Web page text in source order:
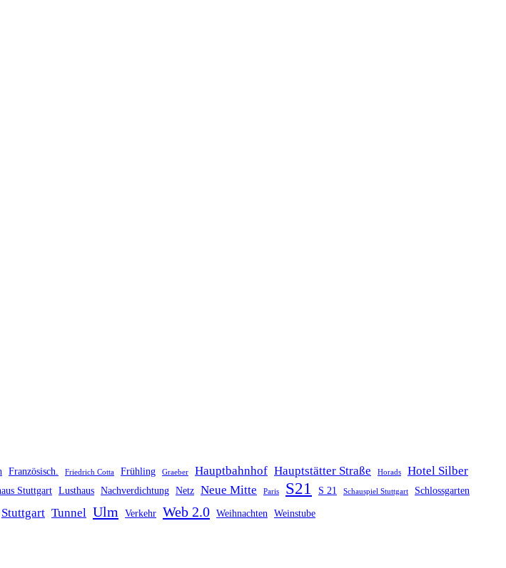
Französisch. Friedrich Cotta Frühling Graeber Hauptbahnhof Hauptstätter Straße Horads Hotel Silber
Stuttgart Lusthaus Nachverdichtung Netz Neue Mitte Paris S21 S 21 Schauspiel Stuttgart Schlossgarten
Stuttgart Tunnel Ulm Verkehr Web 2.0 Weihnachten Weinstube